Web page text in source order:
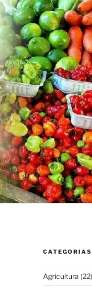
CATEGORIAS
Agricultura (22)